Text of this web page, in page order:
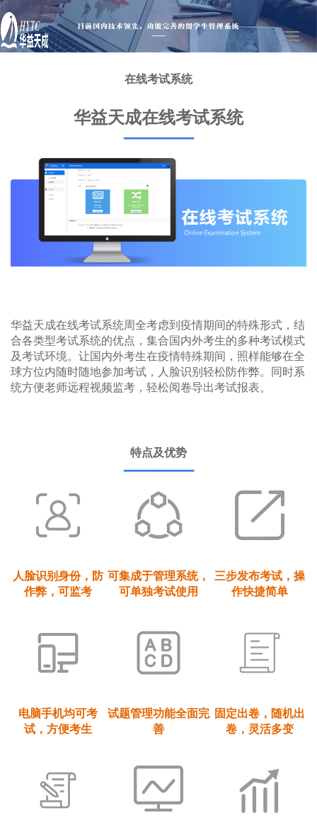
在线考试系统
华益天成在线考试系统
▔▔▔▔▔▔▔▔▔
华益天成在线考试系统周全考虑到疫情期间的特殊形式，结
合各类型考试系统的优点，集合国内外考生的多种考试模式
及考试环境。让国内外考生在疫情特殊期间，照样能够在全
球方位内随时随地参加考试，人脸识别轻松防作弊。同时系
统方便老师远程视频监考，轻松阅卷导出考试报表。
特点及优势
▔▔▔▔▔▔▔▔▔
人脸识别身份，防
作弊，可监考
可集成于管理系统，
可单独考试使用
三步发布考试，操
作快捷简单
电脑手机均可考
试，方便考生
试题管理功能全面完
善
固定出卷，随机出
卷，灵活多变